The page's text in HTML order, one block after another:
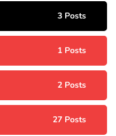
3 Posts
1 Posts
2 Posts
27 Posts